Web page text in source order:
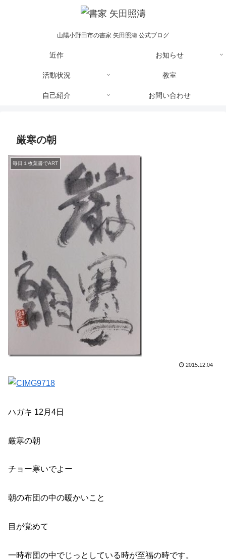
山陽小野田市の書家 矢田照濤 公式ブログ
近作 お知らせ
活動状況 教室
自己紹介 お問い合わせ
厳寒の朝
毎日１枚葉書でART
2015.12.04
ハガキ 12月4日
厳寒の朝
チョー寒いでよー
朝の布団の中の暖かいこと
目が覚めて
一時布団の中でじっとしている時が至福の時です。